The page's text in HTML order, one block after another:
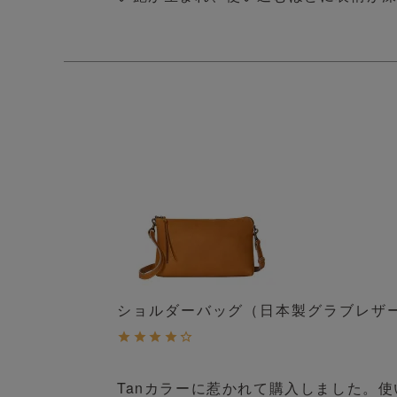
ショルダーバッグ（日本製グラブレザ
Tanカラーに惹かれて購入しました。